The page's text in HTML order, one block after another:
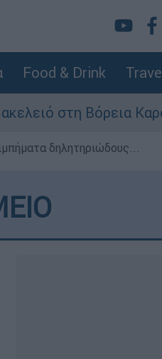
Food & Drink
Καρολίνα ύστερα
δηλητηριώδους...